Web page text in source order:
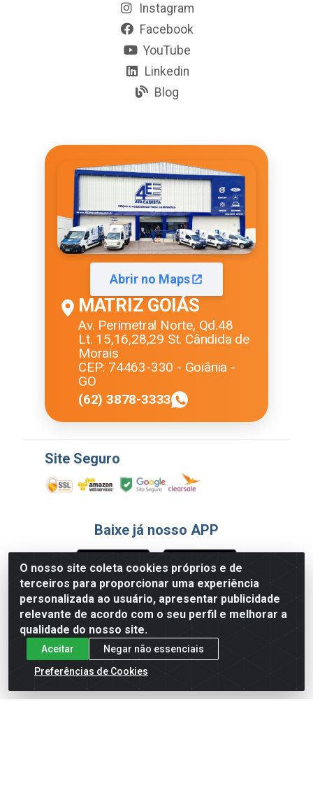
O nosso site coleta cookies próprios e de
terceiros para proporcionar uma experiência
personalizada ao usuário, apresentar publicidade
relevante de acordo com o seu perfil e melhorar a
qualidade do nosso site.
Aceitar
Negar não essenciais
Preferências de Cookies
Instagram
Facebook
YouTube
Linkedin
Blog
Abrir no Maps
MATRIZ GOIÁS
Av. Perimetral Norte, Qd.48
Lt. 15,16,28,29 St. Cândida de
Morais
CEP: 74463-330 - Goiânia -
GO
(62) 3878-3333
Site Seguro
Baixe já nosso APP
Formas de Pagamento